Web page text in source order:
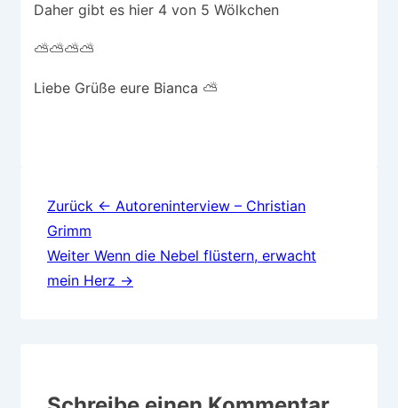
Daher gibt es hier 4 von 5 Wölkchen
⛅⛅⛅⛅
Liebe Grüße eure Bianca ⛅
Beitragsnavigation
Zurück ← Autoreninterview – Christian
Grimm
Weiter Wenn die Nebel flüstern, erwacht
mein Herz →